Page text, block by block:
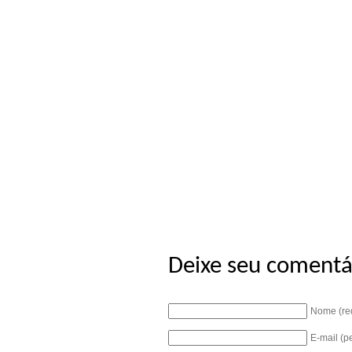
Deixe seu
Nome
E-mail